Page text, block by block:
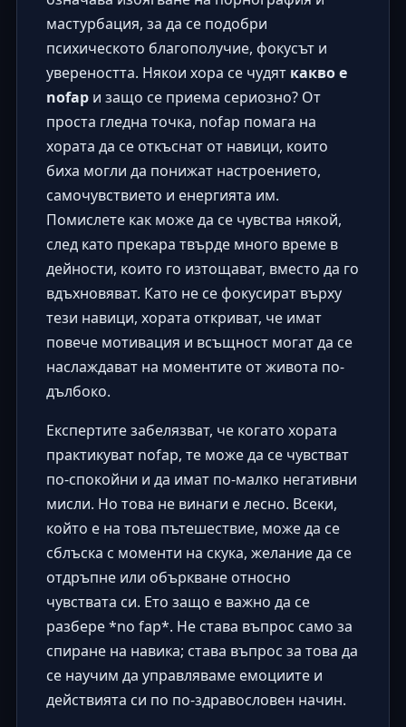
мастурбация, за да се подобри
психическото благополучие, фокусът и
увереността. Някои хора се чудят какво е
nofapи защо се приема сериозно? От
проста гледна точка, nofap помага на
хората да се откъснат от навици, които
биха могли да понижат настроението,
самочувствието и енергията им.
Помислете как може да се чувства някой,
след като прекара твърде много време в
дейности, които го изтощават, вместо да го
вдъхновяват. Като не се фокусират върху
тези навици, хората откриват, че имат
повече мотивация и всъщност могат да се
наслаждават на моментите от живота по-
дълбоко.
Експертите забелязват, че когато хората
практикуват nofap, те може да се чувстват
по-спокойни и да имат по-малко негативни
мисли. Но това не винаги е лесно. Всеки,
който е на това пътешествие, може да се
сблъска с моменти на скука, желание да се
отдръпне или объркване относно
чувствата си. Ето защо е важно да се
разбере *no fap*. Не става въпрос само за
спиране на навика; става въпрос за това да
се научим да управляваме емоциите и
действията си по по-здравословен начин.